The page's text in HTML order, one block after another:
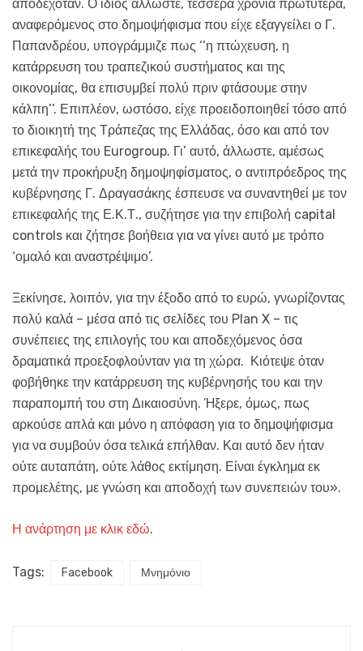
αποδεχόταν. Ο ίδιος άλλωστε, τέσσερα χρόνια πρωτύτερα,
αναφερόμενος στο δημοψήφισμα που είχε εξαγγείλει ο Γ.
Παπανδρέου, υπογράμμιζε πως ‘’η πτώχευση, η
κατάρρευση του τραπεζικού συστήματος και της
οικονομίας, θα επισυμβεί πολύ πριν φτάσουμε στην
κάλπη’’. Επιπλέον, ωστόσο, είχε προειδοποιηθεί τόσο από
το διοικητή της Τράπεζας της Ελλάδας, όσο και από τον
επικεφαλής του Eurogroup. Γι’ αυτό, άλλωστε, αμέσως
μετά την προκήρυξη δημοψηφίσματος, ο αντιπρόεδρος της
κυβέρνησης Γ. Δραγασάκης έσπευσε να συναντηθεί με τον
επικεφαλής της Ε.Κ.Τ., συζήτησε για την επιβολή capital
controls και ζήτησε βοήθεια για να γίνει αυτό με τρόπο
‘ομαλό και αναστρέψιμο’.
Ξεκίνησε, λοιπόν, για την έξοδο από το ευρώ, γνωρίζοντας
πολύ καλά – μέσα από τις σελίδες του Plan X – τις
συνέπειες της επιλογής του και αποδεχόμενος όσα
δραματικά προεξοφλούνταν για τη χώρα. Κιότεψε όταν
φοβήθηκε την κατάρρευση της κυβέρνησής του και την
παραπομπή του στη Δικαιοσύνη. Ήξερε, όμως, πως
αρκούσε απλά και μόνο η απόφαση για το δημοψήφισμα
για να συμβούν όσα τελικά επήλθαν. Και αυτό δεν ήταν
ούτε αυταπάτη, ούτε λάθος εκτίμηση. Είναι έγκλημα εκ
προμελέτης, με γνώση και αποδοχή των συνεπειών του».
Η ανάρτηση με κλικ εδώ.
Tags: Facebook Μνημόνιο